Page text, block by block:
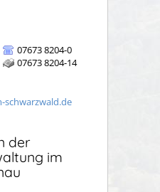
07673 8204-0
07673 8204-14
schwarzwald.de
der
im